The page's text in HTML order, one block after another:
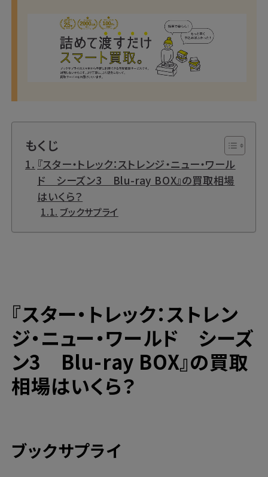
もくじ
『スター・トレック：ストレンジ・ニュー・ワール
ド シーズン3 Blu-ray BOX』の買取相場
はいくら？
ブックサプライ
『スター・トレック：ストレン
ジ・ニュー・ワールド シーズ
ン3 Blu-ray BOX』の買取
相場はいくら？
ブックサプライ